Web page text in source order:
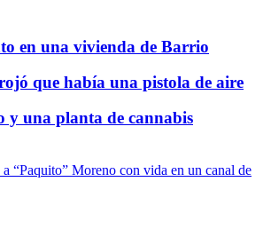
en una vivienda de Barrio
que había una pistola de aire
y una planta de cannabis